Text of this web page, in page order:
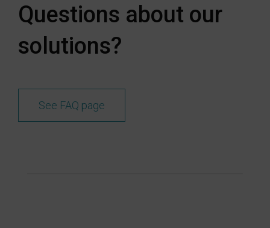
Questions about our
solutions?
See FAQ page